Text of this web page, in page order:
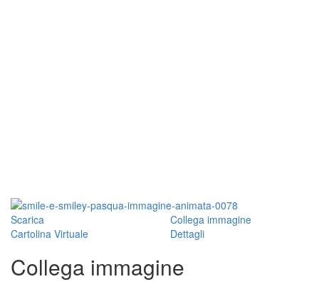
Scarica
Collega immagine
Cartolina Virtuale
Dettagli
Collega immagine